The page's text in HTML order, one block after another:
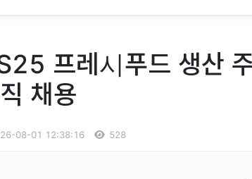
프레시푸드 생산
채용
08-01 12:38:16 528